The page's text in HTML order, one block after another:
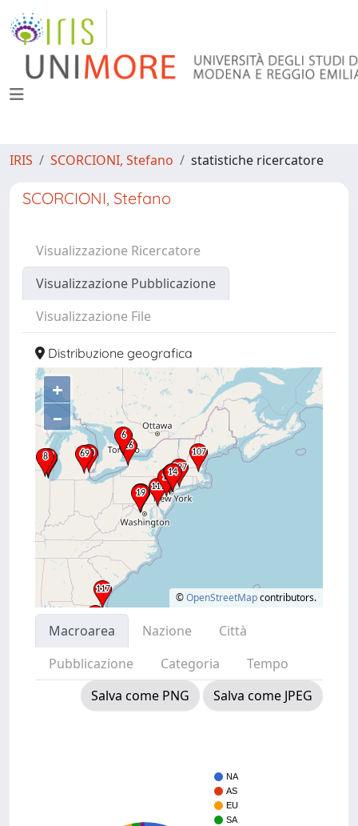
IRIS SCORCIONI, Stefano statistiche ricercatore
SCORCIONI, Stefano
Visualizzazione Ricercatore
Visualizzazione Pubblicazione
Visualizzazione File
Distribuzione geografica
+
–
©OpenStreetMapcontributors.
Macroarea Nazione
Città
Pubblicazione
Categoria
Tempo
Salva come PNG
Salva come JPEG
NA
AS
EU
SA